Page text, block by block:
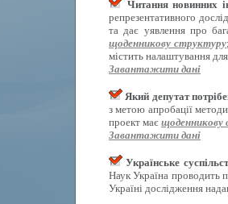
Читання новинних
репрезентативного
та дає уявлення про
щоденникову структуру
містить налаштування
Завантажити дані
Який депутат
з метою апробації
проект має щоденникову
Завантажити дані
Українське
Наук Україна проводить
Україні дослідження